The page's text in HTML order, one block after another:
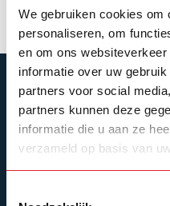
We gebruiken cookies om
personaliseren, om
en om ons
informatie over uw
partners voor social
partners kunnen deze
informatie die u aan ze
verzameld op basis van
SUBSCRIBE TO
Stay up to date with